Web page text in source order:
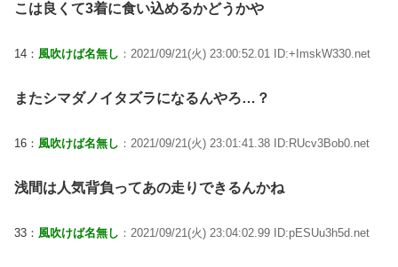
こは良くて3着に食い込めるかどうかや
14： 風吹けば名無し ：2021/09/21(火) 23:00:52.01 ID:+ImskW330.net
またシマダノイタズラになるんやろ…？
16： 風吹けば名無し ：2021/09/21(火) 23:01:41.38 ID:RUcv3Bob0.net
浅間は人気背負ってあの走りできるんかね
33： 風吹けば名無し ：2021/09/21(火) 23:04:02.99 ID:pESUu3h5d.net